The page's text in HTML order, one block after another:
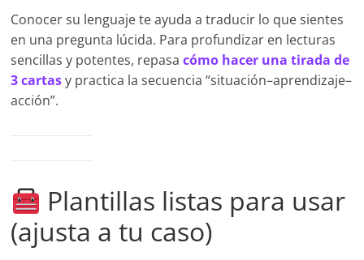
Conocer su lenguaje te ayuda a traducir lo que sientes
en una pregunta lúcida. Para profundizar en lecturas
sencillas y potentes, repasacómo hacer una tirada de
3 cartasy practica la secuencia “situación–aprendizaje–
acción”.
Plantillas listas para usar
(ajusta a tu caso)